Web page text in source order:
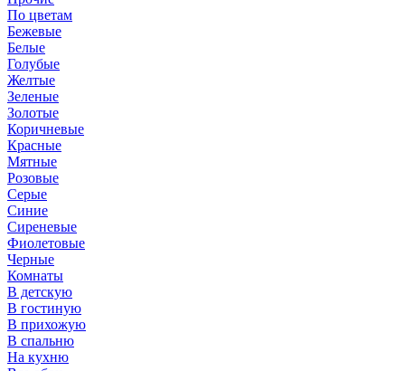
По цветам
Бежевые
Белые
Голубые
Желтые
Зеленые
Золотые
Коричневые
Красные
Мятные
Розовые
Серые
Синие
Сиреневые
Фиолетовые
Черные
Комнаты
В детскую
В гостиную
В прихожую
В спальню
На кухню